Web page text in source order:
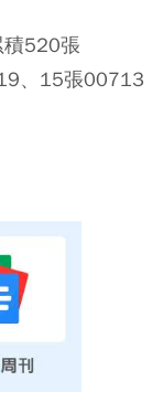
520張
、15張00713